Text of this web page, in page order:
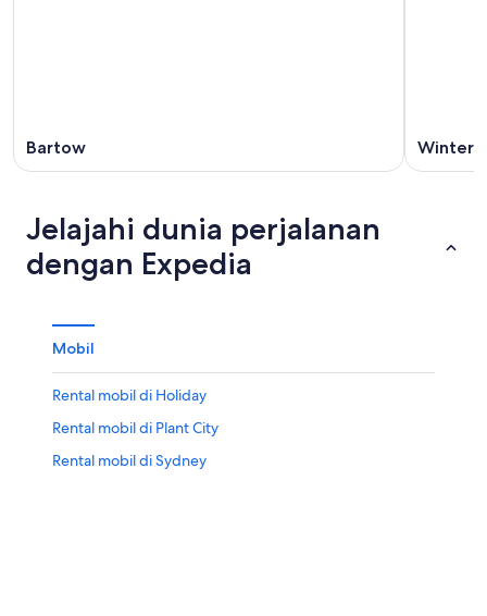
Bartow Winter
Jelajahi dunia perjalanan
dengan Expedia
Mobil
Rental mobil di Holiday
Rental mobil di Plant City
Rental mobil di Sydney